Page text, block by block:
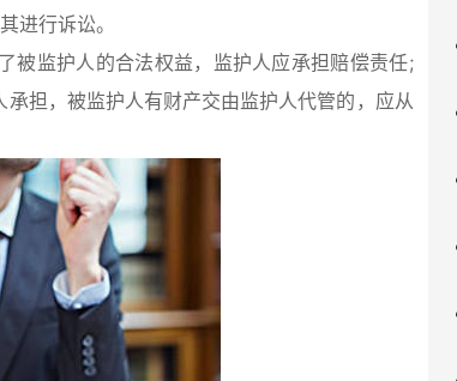
进行诉讼。
被监护人的合法权益，监护人应承担赔偿责任;
担，被监护人有财产交由监护人代管的，应从